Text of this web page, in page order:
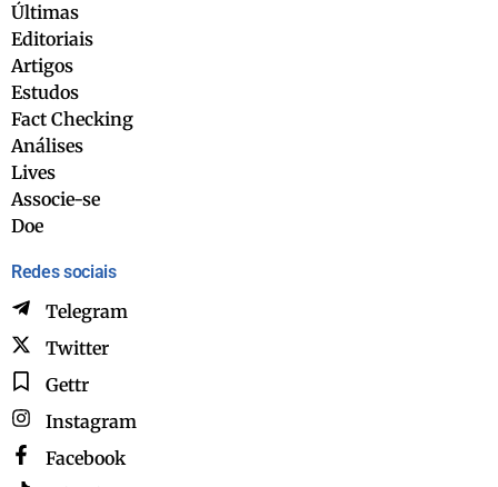
Últimas
Editoriais
Artigos
Estudos
Fact Checking
Análises
Lives
Associe-se
Doe
Redes sociais
Telegram
Twitter
Gettr
Instagram
Facebook